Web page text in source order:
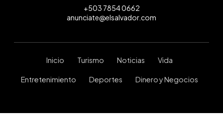
+503 7854 0662
anunciate@elsalvador.com
Inicio Turismo Noticias Vida
Entretenimiento Deportes Dinero y Negocios